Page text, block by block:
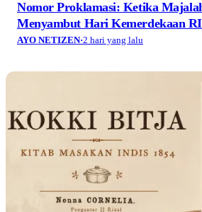
Dilema Bioskop Sepi di Tengah
Instan